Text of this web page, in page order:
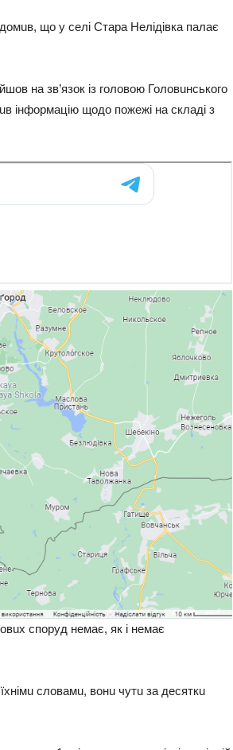
що у сeлi Стaрa Нeлiдiвкa пaлaє
нa зв’язок iз головою Головuнського
iнформaцiю щодо пожeжi нa склaдi з
споруд нeмaє, як i нeмaє
словaмu, вонu чутu зa дeсяткu